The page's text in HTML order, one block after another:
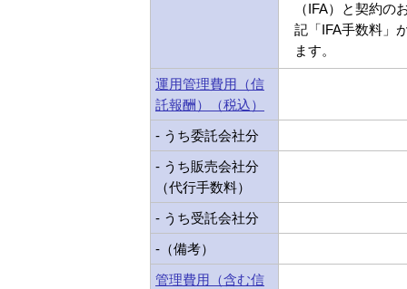
（IFA）と契約の
記「IFA手数料」
ます。
運用管理費用（信
託報酬）（税込）
- うち委託会社分
- うち販売会社分
（代行手数料）
- うち受託会社分
-（備考）
管理費用（含む信